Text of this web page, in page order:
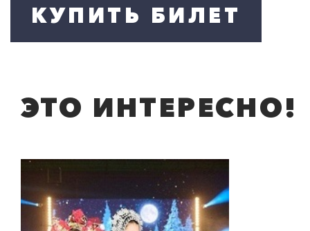
ЭТО ИНТЕРЕСНО!